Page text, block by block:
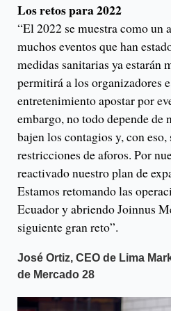
Los retos para 2022
“El 2022 se muestra como un
muchos eventos que han
medidas sanitarias ya estarán
permitirá a los organizadores
entretenimiento apostar por
embargo, no todo depende de
bajen los contagios y, con eso,
restricciones de aforos. Por
reactivado nuestro plan de
Estamos retomando las
Ecuador y abriendo Joinnus
siguiente gran reto”.
José Ortiz, CEO de Lima
de Mercado 28